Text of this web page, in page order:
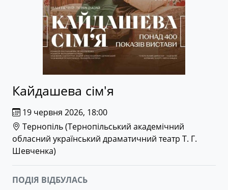
Кайдашева сім'я
19 червня 2026, 18:00
Тернопіль (Тернопільський академічний
обласний український драматичний театр Т. Г.
Шевченка)
ПОДІЯ ВІДБУЛАСЬ